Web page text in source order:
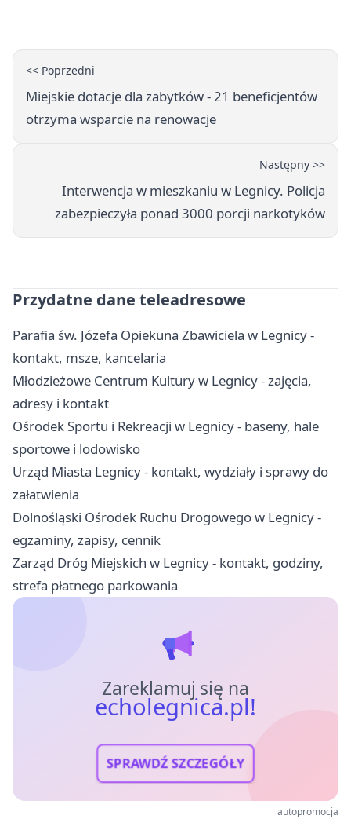
<< Poprzedni
Miejskie dotacje dla zabytków - 21 beneficjentów
otrzyma wsparcie na renowacje
Następny >>
Interwencja w mieszkaniu w Legnicy. Policja
zabezpieczyła ponad 3000 porcji narkotyków
Przydatne dane teleadresowe
Parafia św. Józefa Opiekuna Zbawiciela w Legnicy -
kontakt, msze, kancelaria
Młodzieżowe Centrum Kultury w Legnicy - zajęcia,
adresy i kontakt
Ośrodek Sportu i Rekreacji w Legnicy - baseny, hale
sportowe i lodowisko
Urząd Miasta Legnicy - kontakt, wydziały i sprawy do
załatwienia
Dolnośląski Ośrodek Ruchu Drogowego w Legnicy -
egzaminy, zapisy, cennik
Zarząd Dróg Miejskich w Legnicy - kontakt, godziny,
strefa płatnego parkowania
Zareklamuj się na
echolegnica.pl!
SPRAWDŹ SZCZEGÓŁY
autopromocja